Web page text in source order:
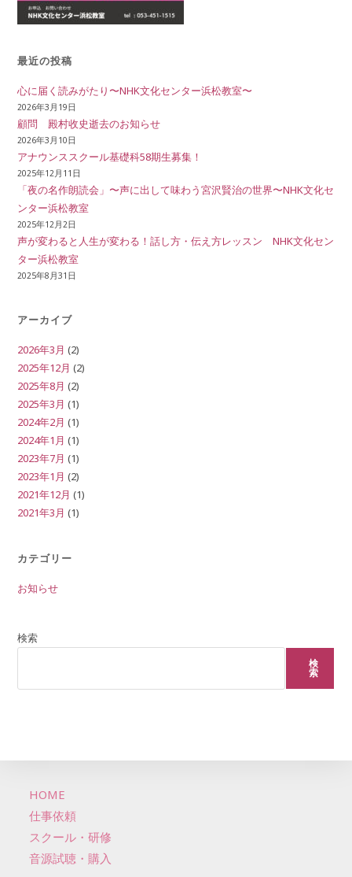
最近の投稿
心に届く読みがたり〜NHK文化センター浜松教室〜
2026年3月19日
顧問 殿村收史逝去のお知らせ
2026年3月10日
アナウンススクール基礎科58期生募集！
2025年12月11日
「夜の名作朗読会」〜声に出して味わう宮沢賢治の世界〜NHK文化セ
ンター浜松教室
2025年12月2日
声が変わると人生が変わる！話し方・伝え方レッスン NHK文化セン
ター浜松教室
2025年8月31日
アーカイブ
2026年3月 (2)
2025年12月 (2)
2025年8月 (2)
2025年3月 (1)
2024年2月 (1)
2024年1月 (1)
2023年7月 (1)
2023年1月 (2)
2021年12月 (1)
2021年3月 (1)
カテゴリー
お知らせ
検索
検
索
HOME
仕事依頼
スクール・研修
音源試聴・購入